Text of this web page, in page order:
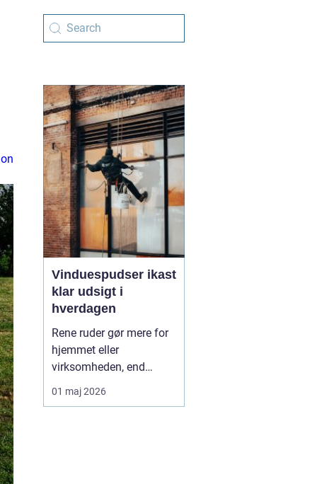
Vinduespudser ikast
klar udsigt i
hverdagen
Rene ruder gør mere for
hjemmet eller
virksomheden, end
mange tænker over.
Lyset bliver skarpere,
01 maj 2026